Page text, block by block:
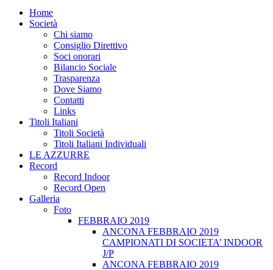
Home
Società
Chi siamo
Consiglio Direttivo
Soci onorari
Bilancio Sociale
Trasparenza
Dove Siamo
Contatti
Links
Titoli Italiani
Titoli Società
Titoli Italiani Individuali
LE AZZURRE
Record
Record Indoor
Record Open
Galleria
Foto
FEBBRAIO 2019
ANCONA FEBBRAIO 2019
CAMPIONATI DI SOCIETA’ INDOOR
J/P
ANCONA FEBBRAIO 2019